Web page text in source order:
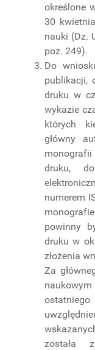
określone
30
nauki (Dz.
poz. 249).
Do
publikacji,
druku w
wykazie
których
główny
druku,
numerem
powinny
druku w
złożenia
Za
została